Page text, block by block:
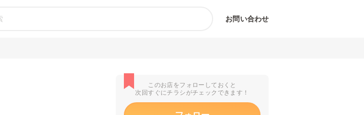
お問い合わせ
このお店をフォローしておくと
次回すぐにチラシがチェックできます！